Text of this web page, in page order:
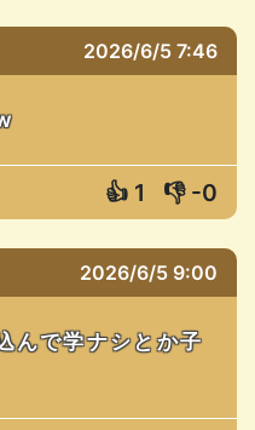
2026/6/5 7:46
👍 1 👎 -0
2026/6/5 9:00
んで学ナシとか子